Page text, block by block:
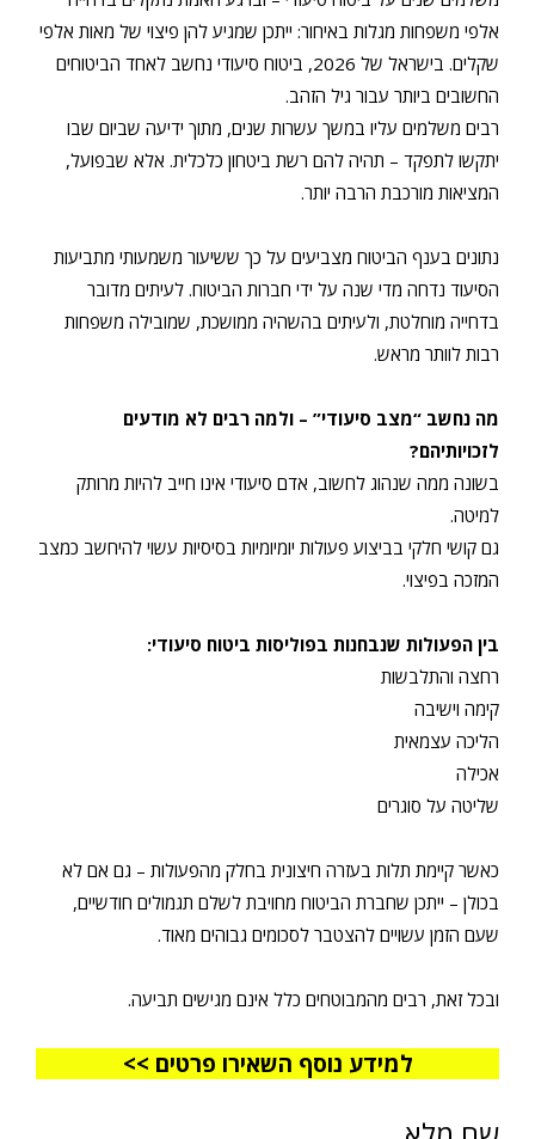
אלפי משפחות מגלות באיחור: ייתכן שמגיע להן פיצוי של מאות אלפי
שקלים. בישראל של 2026, ביטוח סיעודי נחשב לאחד הביטוחים
החשובים ביותר עבור גיל הזהב.
רבים משלמים עליו במשך עשרות שנים, מתוך ידיעה שביום שבו
יתקשו לתפקד – תהיה להם רשת ביטחון כלכלית. אלא שבפועל,
המציאות מורכבת הרבה יותר.
נתונים בענף הביטוח מצביעים על כך ששיעור משמעותי מתביעות
הסיעוד נדחה מדי שנה על ידי חברות הביטוח. לעיתים מדובר
בדחייה מוחלטת, ולעיתים בהשהיה ממושכת, שמובילה משפחות
רבות לוותר מראש.
מה נחשב “מצב סיעודי” – ולמה רבים לא מודעים
לזכויותיהם?
בשונה ממה שנהוג לחשוב, אדם סיעודי אינו חייב להיות מרותק
למיטה.
גם קושי חלקי בביצוע פעולות יומיומיות בסיסיות עשוי להיחשב כמצב
המזכה בפיצוי.
בין הפעולות שנבחנות בפוליסות ביטוח סיעודי:
רחצה והתלבשות
קימה וישיבה
הליכה עצמאית
אכילה
שליטה על סוגרים
כאשר קיימת תלות בעזרה חיצונית בחלק מהפעולות – גם אם לא
בכולן – ייתכן שחברת הביטוח מחויבת לשלם תגמולים חודשיים,
שעם הזמן עשויים להצטבר לסכומים גבוהים מאוד.
ובכל זאת, רבים מהמבוטחים כלל אינם מגישים תביעה.
למידע נוסף השאירו פרטים >>